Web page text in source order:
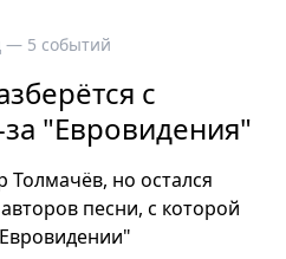
— 5 событий
с
"Евровидения"
Толмачёв, но остался
песни, с которой